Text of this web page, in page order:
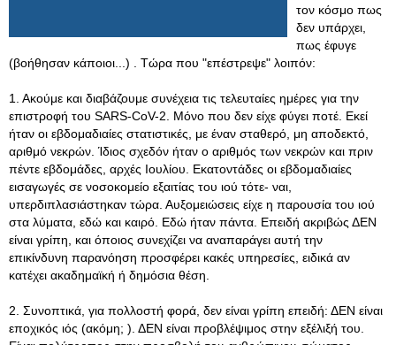
τον κόσμο πως
δεν υπάρχει,
πως έφυγε
(βοήθησαν κάποιοι...) . Τώρα που "επέστρεψε" λοιπόν:
1. Ακούμε και διαβάζουμε συνέχεια τις τελευταίες ημέρες για την
επιστροφή του SARS-CoV-2. Μόνο που δεν είχε φύγει ποτέ. Εκεί
ήταν οι εβδομαδιαίες στατιστικές, με έναν σταθερό, μη αποδεκτό,
αριθμό νεκρών. Ίδιος σχεδόν ήταν ο αριθμός των νεκρών και πριν
πέντε εβδομάδες, αρχές Ιουλίου. Εκατοντάδες οι εβδομαδιαίες
εισαγωγές σε νοσοκομείο εξαιτίας του ιού τότε- ναι,
υπερδιπλασιάστηκαν τώρα. Αυξομειώσεις είχε η παρουσία του ιού
στα λύματα, εδώ και καιρό. Εδώ ήταν πάντα. Επειδή ακριβώς ΔΕΝ
είναι γρίπη, και όποιος συνεχίζει να αναπαράγει αυτή την
επικίνδυνη παρανόηση προσφέρει κακές υπηρεσίες, ειδικά αν
κατέχει ακαδημαϊκή ή δημόσια θέση.
2. Συνοπτικά, για πολλοστή φορά, δεν είναι γρίπη επειδή: ΔΕΝ είναι
εποχικός ιός (ακόμη; ) . ΔΕΝ είναι προβλέψιμος στην εξέλιξή του.